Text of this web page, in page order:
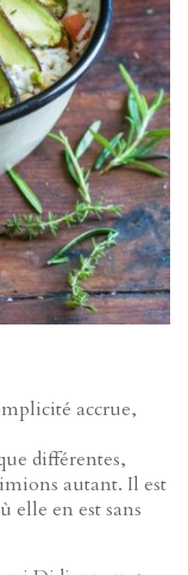
accrue,
différentes,
autant. Il est
elle en est sans